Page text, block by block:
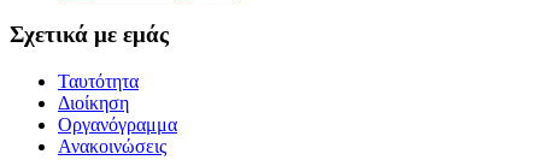
Σχετικά με εμάς
Ταυτότητα
Διοίκηση
Οργανόγραμμα
Ανακοινώσεις